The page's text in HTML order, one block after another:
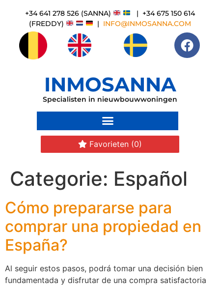
+34 641 278 526 (SANNA)
| +34 675 150 614
(FREDDY)
| INFO@INMOSANNA.COM
INMOSANNA
Specialisten in nieuwbouwwoningen
Favorieten (0)
Categorie: Español
Cómo prepararse para
comprar una propiedad en
España?
Al seguir estos pasos, podrá tomar una decisión bien
fundamentada y disfrutar de una compra satisfactoria